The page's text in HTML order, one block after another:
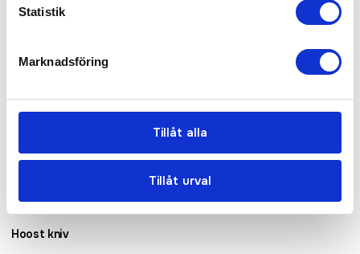
Statistik
Marknadsföring
Tillåt alla
Tillåt urval
Hoost kniv